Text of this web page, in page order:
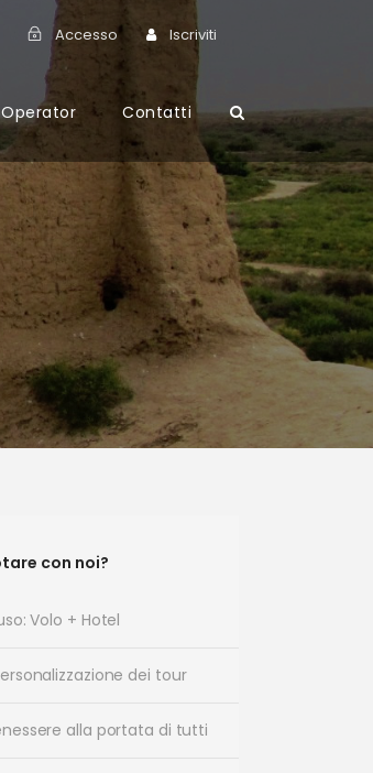
Accesso Iscriviti
Contatti
con noi?
Volo + Hotel
dei tour
alla portata di tutti